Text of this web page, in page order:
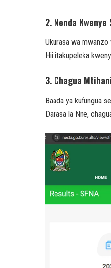
2. Nenda
Ukurasa wa mwanzo
Hii itakupeleka
3. Chagua
Baada ya kufungua
Darasa la Nne,